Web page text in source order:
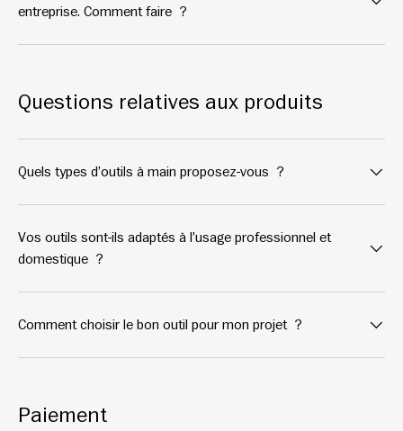
entreprise. Comment faire ?
Questions relatives aux produits
Quels types d’outils à main proposez-vous ?
Vos outils sont-ils adaptés à l’usage professionnel et
domestique ?
Comment choisir le bon outil pour mon projet ?
Paiement